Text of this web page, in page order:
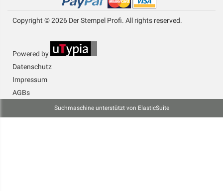
Copyright © 2026 Der Stempel Profi. All rights reserved.
Powered by
Datenschutz
Impressum
AGBs
Suchmaschine unterstützt von ElasticSuite